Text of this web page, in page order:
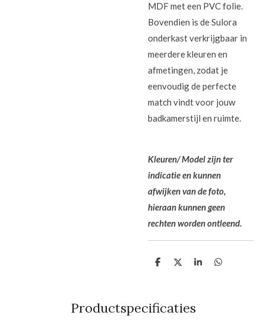
MDF met een PVC folie.
Bovendien is de Sulora
onderkast verkrijgbaar in
meerdere kleuren en
afmetingen, zodat je
eenvoudig de perfecte
match vindt voor jouw
badkamerstijl en ruimte.
Kleuren/ Model zijn ter
indicatie en kunnen
afwijken van de foto,
hieraan kunnen geen
rechten worden ontleend.
D
n
D
S
D
Productspecificaties